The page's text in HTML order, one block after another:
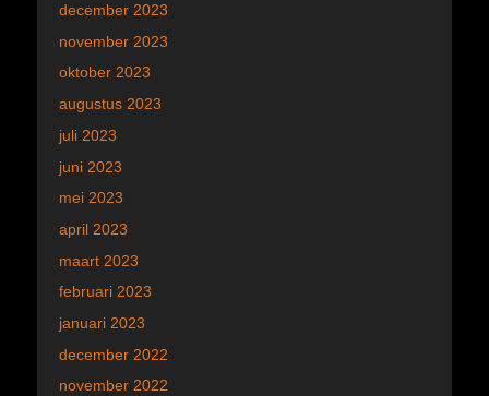
december 2023
november 2023
oktober 2023
augustus 2023
juli 2023
juni 2023
mei 2023
april 2023
maart 2023
februari 2023
januari 2023
december 2022
november 2022